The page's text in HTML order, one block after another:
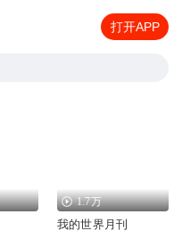
打开APP
1.7万
我的世界月刊